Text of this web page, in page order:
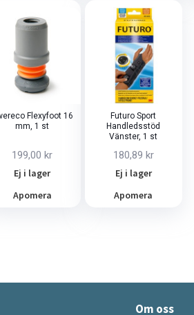
Flexyfoot 16
mm, 1 st
199,00 kr
Ej i lager
Apomera
Futuro Sport
Handledsstöd
Vänster, 1 st
180,89 kr
Ej i lager
Apomera
Om oss